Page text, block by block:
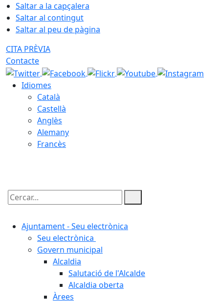
Saltar a la capçalera
Saltar al contingut
Saltar al peu de pàgina
CITA PRÈVIA
Contacte
Idiomes
Català
Castellà
Anglès
Alemany
Francès
Cercar:
Ajuntament - Seu electrònica
Seu electrònica
Govern municipal
Alcaldia
Salutació de l'Alcalde
Alcaldia oberta
Àrees